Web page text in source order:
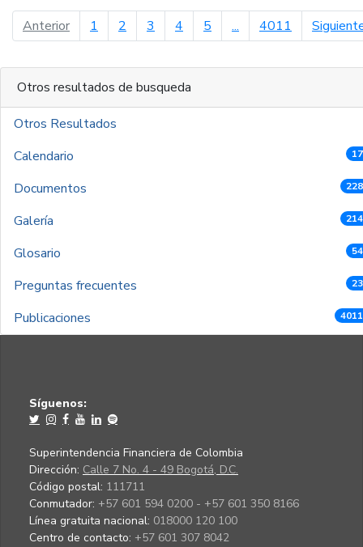
Anteriorpágina anterior
1 2 3 4 5 ... 4011
Otros resultados de busqueda
Otros Resultados
Calendario
Documentos
Galería
Glosario
Preguntas frecuentes
Publicaciones
Síguenos:
Superintendencia Financiera de Colombia
Dirección: Calle 7 No. 4 - 49 Bogotá, D.C.
Código postal: 111711
Conmutador: +57 601 594 0200 - +57 601 350 8166
Línea gratuita nacional: 018000 120 100
Centro de contacto: +57 601 307 8042